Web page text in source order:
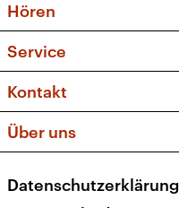
Sendungen und
Musikliste
Kakadu – Das
Hören
Frequenzen
Service
FAQ
Apps
Newsletter
Veranstaltungen
Kontakt
Social Media
Über uns
Presse
Datenschutzerklärung